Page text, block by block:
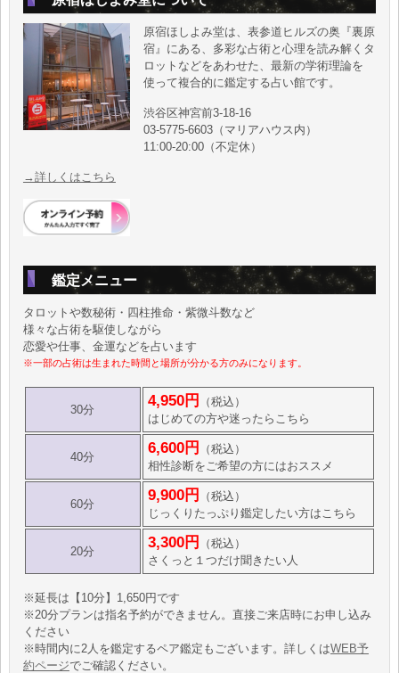
原宿ほしよみ堂は、表参道ヒルズの奥『裏原
宿』にある、多彩な占術と心理を読み解くタ
ロットなどをあわせた、最新の学術理論を
使って複合的に鑑定する占い館です。
渋谷区神宮前3-18-16
03-5775-6603（マリアハウス内）
11:00-20:00（不定休）
→詳しくはこちら
鑑定メニュー
タロットや数秘術・四柱推命・紫微斗数など
様々な占術を駆使しながら
恋愛や仕事、金運などを占います
※一部の占術は生まれた時間と場所が分かる方のみになります。
30分
4,950円
（税込）
はじめての方や迷ったらこちら
40分
6,600円
（税込）
相性診断をご希望の方にはおススメ
60分
9,900円
（税込）
じっくりたっぷり鑑定したい方はこちら
20分
3,300円
（税込）
さくっと１つだけ聞きたい人
※延長は【10分】1,650円です
※20分プランは指名予約ができません。直接ご来店時にお申し込み
ください
※時間内に2人を鑑定するペア鑑定もございます。詳しくはWEB予
約ページでご確認ください。